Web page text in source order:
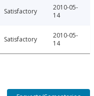
Satisfactory
2010-05-
14
Satisfactory
2010-05-
14